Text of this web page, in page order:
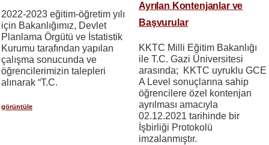
2022-2023 eğitim-öğretim yılı
için Bakanlığımız, Devlet
Planlama Örgütü ve İstatistik
Kurumu tarafından yapılan
çalışma sonucunda ve
öğrencilerimizin talepleri
alınarak “T.C.
görüntüle
Ayrılan Kontenjanlar ve
Başvurular
KKTC Milli Eğitim Bakanlığı
ile T.C. Gazi Üniversitesi
arasında; KKTC uyruklu GCE
A Level sonuçlarına sahip
öğrencilere özel kontenjan
ayrılması amacıyla
02.12.2021 tarihinde bir
İşbirliği Protokolü
imzalanmıştır.